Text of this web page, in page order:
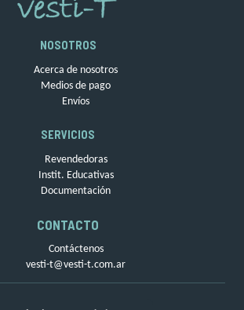
NOSOTROS
Acerca de nosotros
Medios de pago
Envíos
SERVICIOS
Revendedoras
Instit. Educativas
Documentación
CONTACTO
Contáctenos
vesti-t@vesti-t.com.ar